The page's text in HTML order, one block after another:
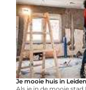
Je mooie huis in